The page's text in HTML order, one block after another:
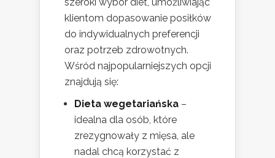
klientom dopasowanie posiłków
do indywidualnych preferencji
oraz potrzeb zdrowotnych.
Wśród najpopularniejszych opcji
znajdują się:
Dieta wegetariańska –
idealna dla osób, które
zrezygnowały z mięsa, ale
nadal chcą korzystać z